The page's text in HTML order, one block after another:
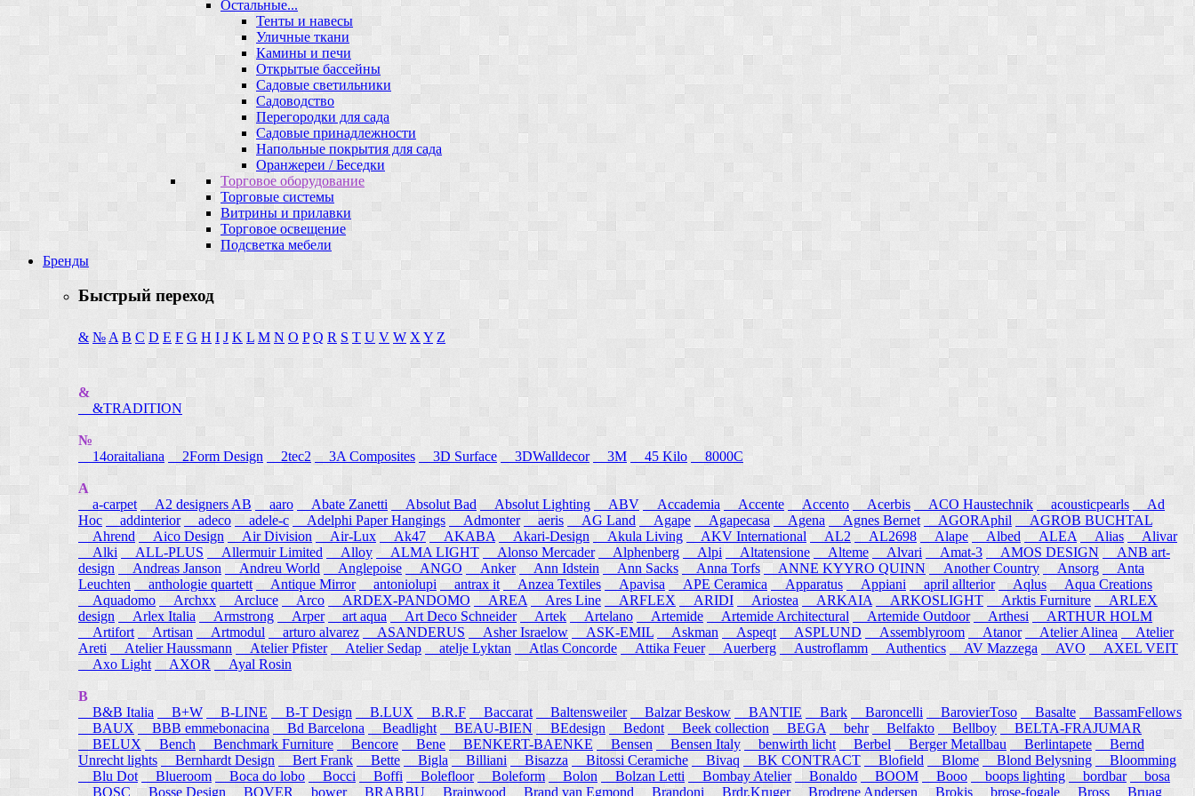
Остальные...
Тенты и навесы
Уличные ткани
Камины и печи
Открытые бассейны
Садовые светильники
Садоводство
Перегородки для сада
Садовые принадлежности
Напольные покрытия для сада
Оранжереи / Беседки
Торговое оборудование
Торговые системы
Витрины и прилавки
Торговое освещение
Подсветка мебели
Бренды
Быстрый переход
& № A B C D E F G H I J K L M N O P Q R S T U V W X Y Z
&
&TRADITION
№
14oraitaliana
2Form Design 2tec2 3A Composites 3D Surface 3DWalldecor 3M 45 Kilo 8000C
A
a-carpet
A2 designers AB aaro Abate Zanetti Absolut Bad Absolut Lighting ABV Accademia Accente Accento Acerbis ACO Haustechnik acousticpearls
Ad
Hoc
addinterior adeco adele-c Adelphi Paper Hangings Admonter aeris AG Land Agape Agapecasa Agena Agnes Bernet AGORAphil
AGROB BUCHTAL
Ahrend
Aico Design Air Division Air-Lux Ak47 AKABA Akari-Design Akula Living AKV International AL2 AL2698 Alape Albed ALEA Alias
Alivar
Alki
ALL-PLUS Allermuir Limited Alloy ALMA LIGHT Alonso Mercader Alphenberg Alpi Altatensione Alteme Alvari Amat-3 AMOS DESIGN
ANB art-
design
Andreas Janson Andreu World Anglepoise ANGO Anker Ann Idstein Ann Sacks Anna Torfs ANNE KYYRO QUINN Another Country Ansorg
Anta
Leuchten
anthologie quartett Antique Mirror antoniolupi antrax it Anzea Textiles Apavisa APE Ceramica Apparatus Appiani april allterior Aqlus Aqua Creations
Aquadomo
Archxx Arcluce Arco ARDEX-PANDOMO AREA Ares Line ARFLEX ARIDI Ariostea ARKAIA ARKOSLIGHT Arktis Furniture
ARLEX
design
Arlex Italia Armstrong Arper art aqua Art Deco Schneider Artek Artelano Artemide Artemide Architectural Artemide Outdoor Arthesi
ARTHUR HOLM
Artifort
Artisan Artmodul arturo alvarez ASANDERUS Asher Israelow ASK-EMIL Askman Aspeqt ASPLUND Assemblyroom Atanor Atelier Alinea
Atelier
Areti
Atelier Haussmann Atelier Pfister Atelier Sedap atelje Lyktan Atlas Concorde Attika Feuer Auerberg Austroflamm Authentics AV Mazzega AVO
AXEL VEIT
Axo Light
AXOR Ayal Rosin
B
B&B Italia
B+W B-LINE B-T Design B.LUX B.R.F Baccarat Baltensweiler Balzar Beskow BANTIE Bark Baroncelli BarovierToso Basalte
BassamFellows
BAUX
BBB emmebonacina Bd Barcelona Beadlight BEAU-BIEN BEdesign Bedont Beek collection BEGA behr Belfakto Bellboy
BELTA-FRAJUMAR
BELUX
Bench Benchmark Furniture Bencore Bene BENKERT-BAENKE Bensen Bensen Italy benwirth licht Berbel Berger Metallbau Berlintapete
Bernd
Unrecht lights
Bernhardt Design Bert Frank Bette Bigla Billiani Bisazza Bitossi Ceramiche Bivaq BK CONTRACT Blofield Blome Blond Belysning
Bloomming
Blu Dot
Blueroom Boca do lobo Bocci Boffi Bolefloor Boleform Bolon Bolzan Letti Bombay Atelier Bonaldo BOOM Booo boops lighting bordbar
bosa
BOSC Bosse Design BOVER bower BRABBU Brainwood Brand van Egmond Brandoni Brdr.Kruger Brodrene Andersen Brokis brose-fogale Bross Bruag